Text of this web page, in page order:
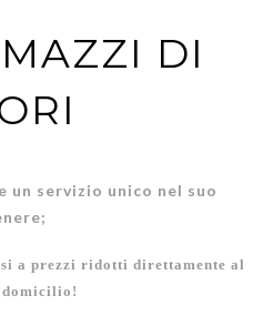
DI
servizio unico nel suo
a prezzi ridotti direttamente al